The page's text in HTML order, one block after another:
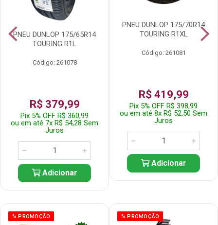
PNEU DUNLOP 175/65R14
TOURING R1L
Código: 261078
R$ 379,99
Pix 5% OFF R$ 360,99
ou em até 7x R$ 54,28 Sem
Juros
Adicionar
PNEU DUNLOP 175/70R14
TOURING R1XL
Código: 261081
R$ 419,99
Pix 5% OFF R$ 398,99
ou em até 8x R$ 52,50 Sem
Juros
Adicionar
% PROMOÇÃO % PROMOÇÃO